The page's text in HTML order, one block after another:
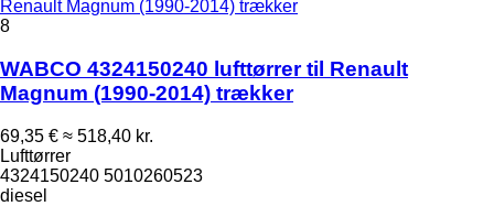
Renault Magnum (1990-2014) trækker
8
WABCO 4324150240 lufttørrer til Renault
Magnum (1990-2014) trækker
69,35 € ≈ 518,40 kr.
Lufttørrer
4324150240 5010260523
diesel